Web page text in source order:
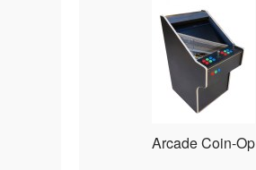
Arcade Coin-Op